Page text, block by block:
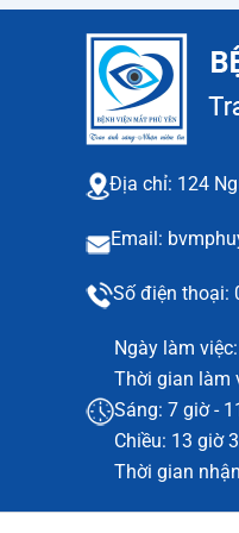
Địa chỉ: 124
Email:
Số điện thoại:
Ngày làm
Thời gian làm
Sáng: 7 giờ -
Chiều: 13 giờ
Thời gian